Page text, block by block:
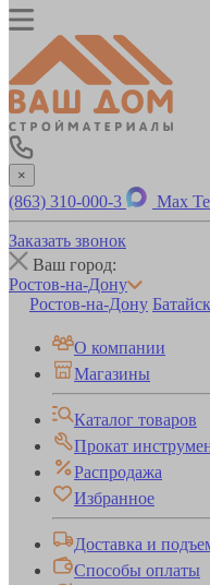
×
(863) 310-000-3 Max
Заказать звонок
Ваш город:
Ростов-на-Дону
Ростов-на-Дону Батайск
О компании
Магазины
Каталог товаров
Прокат
Распродажа
Избранное
Доставка и
Способы оплаты